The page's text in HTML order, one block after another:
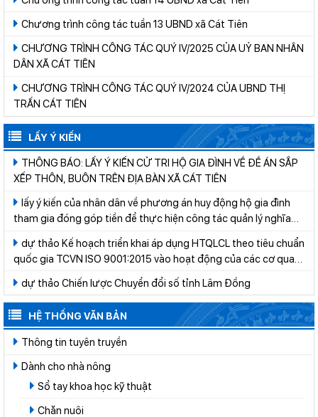
Chương trình công tác tuần 13 UBND xã Cát Tiên
DÂN XÃ CÁT TIÊN
TRẤN CÁT TIÊN
LẤY Ý KIẾN
XẾP THÔN, BUÔN TRÊN ĐỊA BÀN XÃ CÁT TIÊN
tham gia đóng góp tiền để thực hiện công tác quản lý nghĩa
trang trên địa bàn xã Cát Tiên giai đoạn 2026-2030
quốc gia TCVN ISO 9001:2015 vào hoạt động của các cơ quan,
tổ chức thuộc hệ thống hành chính nhà nước trên địa bàn tỉnh
Lâm Đồng năm 2026
dự thảo Chiến lược Chuyển đổi số tỉnh Lâm Đồng
HỆ THỐNG VĂN BẢN
Thông tin tuyên truyền
Dành cho nhà nông
Sổ tay khoa học kỹ thuật
Chăn nuôi